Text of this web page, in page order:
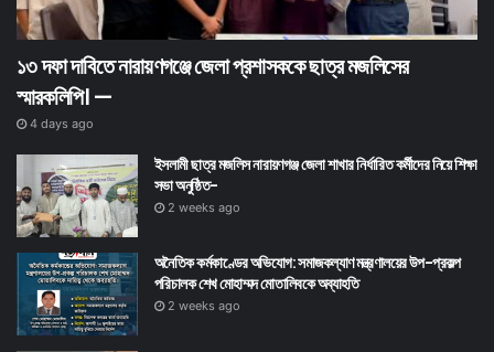
১৩ দফা দাবিতে নারায়ণগঞ্জে জেলা প্রশাসককে ছাত্র মজলিসের
স্মারকলিপি। —
4 days ago
ইসলামী ছাত্র মজলিস নারায়ণগঞ্জ জেলা শাখার নির্ধারিত কর্মীদের নিয়ে শিক্ষা
সভা অনুষ্ঠিত-
2 weeks ago
অনৈতিক কর্মকাণ্ডের অভিযোগ: সমাজকল্যাণ মন্ত্রণালয়ের উপ-প্রকল্প
পরিচালক শেখ মোহাম্মদ মোতালিবকে অব্যাহতি
2 weeks ago